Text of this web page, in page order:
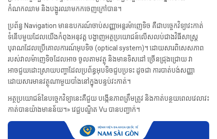
កំណកឈាម និងបង្ហូរឈាមកកចេញក្រៅបាន។
ប្រព័ន្ធ Navigation មានឧបករណ៍ចាប់សញ្ញាអន្តរម៉ាញេទិច គឺជាបច្ចេកវិទ្យាវះកាត់
ទំនើបមួយដែលយើងកំពុងអនុវត្ត បង្ហាញអត្ថប្រយោជន៍លើសលប់ជាងវិធីសាស្រ្ត
បុរាណដែលប្រើគោលការណ៍អុបទិច (optical system)។ ដោយសារពិសេសភាព
របស់វាលម៉ាញេទិចដែលអាច ចូលតាមវត្ថុ និងមានទិសដៅ ច្រើនជ្រុងជ្រោយ វា
អាចជួយដោះស្រាយបញ្ហាដែលប្រព័ន្ធអុបទិចជួបប្រទះ ដូចជា ការបាត់បង់សញ្ញា
ដោយសារមានវត្ថុណាមួយបាំងនៅក្នុងបន្ទប់វះកាត់។
អត្ថប្រយោជន៍នៃបច្ចេកវិទ្យានេះគឺជួយ បង្កើនភាពត្រឹមត្រូវ និងកាត់បន្ថយពេលវេលាវះ
កាត់បានយ៉ាងមានន័យ។» វេជ្ជបណ្ឌិត Vu បានបញ្ជាក់។